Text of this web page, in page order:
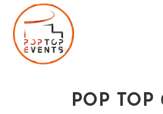
content
POP TOP